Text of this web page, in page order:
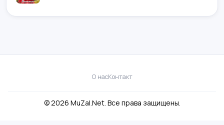
О насКонтакт
© 2026 MuZal.Net. Все права защищены.